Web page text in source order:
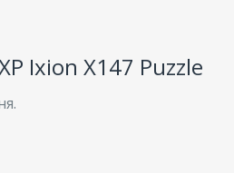
Ixion X147 Puzzle